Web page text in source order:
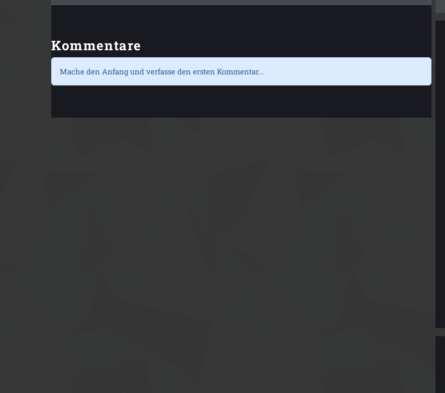
Kommentare
Mache den Anfang und verfasse den ersten Kommentar...